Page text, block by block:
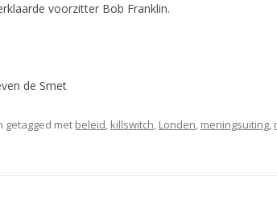
voorzitter Bob Franklin.
de Smet
getagged met beleid, killswitch, Londen, meningsuiting,